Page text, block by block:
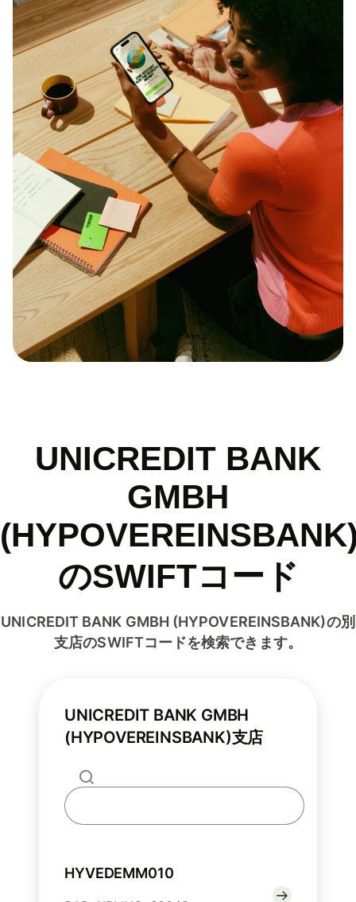
UNICREDIT BANK
GMBH
のSWIFTコード
UNICREDIT BANK GMBH (HYPOVEREINSBANK)の別
支店のSWIFTコードを検索できます。
UNICREDIT BANK GMBH
(HYPOVEREINSBANK)支店
HYVEDEMM010